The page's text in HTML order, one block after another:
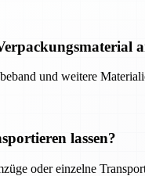
und weitere
lassen?
oder einzelne